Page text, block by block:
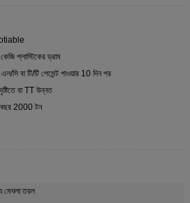
প্লাস্টিকের ড্রাম
সি বা টি/টি পেমেন্ট পাওয়ার 10 দিন পর
বা TT উন্নত
বছর 2000 টন
মেঘলা তরল